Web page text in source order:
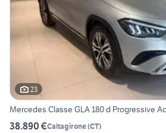
23
Mercedes Classe GLA 180 d Progressive
38.890 €Caltagirone(CT)